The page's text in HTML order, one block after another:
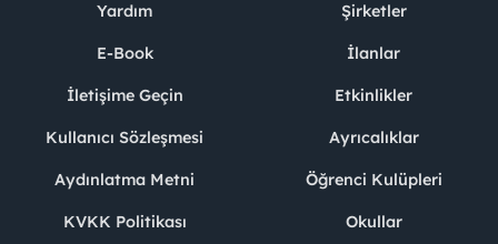
Yardım
E-Book
İletişime Geçin
Kullanıcı Sözleşmesi
Aydınlatma Metni
KVKK Politikası
Şirketler
İlanlar
Etkinlikler
Ayrıcalıklar
Öğrenci Kulüpleri
Okullar